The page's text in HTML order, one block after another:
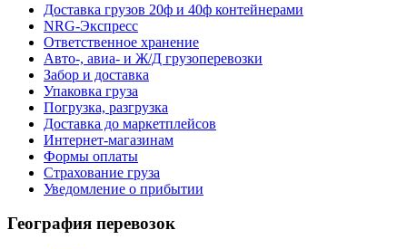
Доставка грузов 20ф и 40ф контейнерами
NRG-Экспресс
Ответственное хранение
Авто-, авиа- и Ж/Д грузоперевозки
Забор и доставка
Упаковка груза
Погрузка, разгрузка
Доставка до маркетплейсов
Интернет-магазинам
Формы оплаты
Страхование груза
Уведомление о прибытии
География перевозок